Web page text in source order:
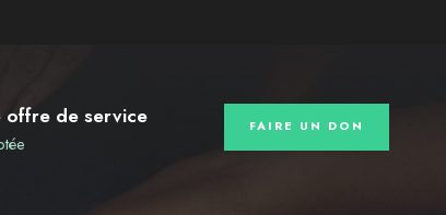
offre de service FAIRE UN DON